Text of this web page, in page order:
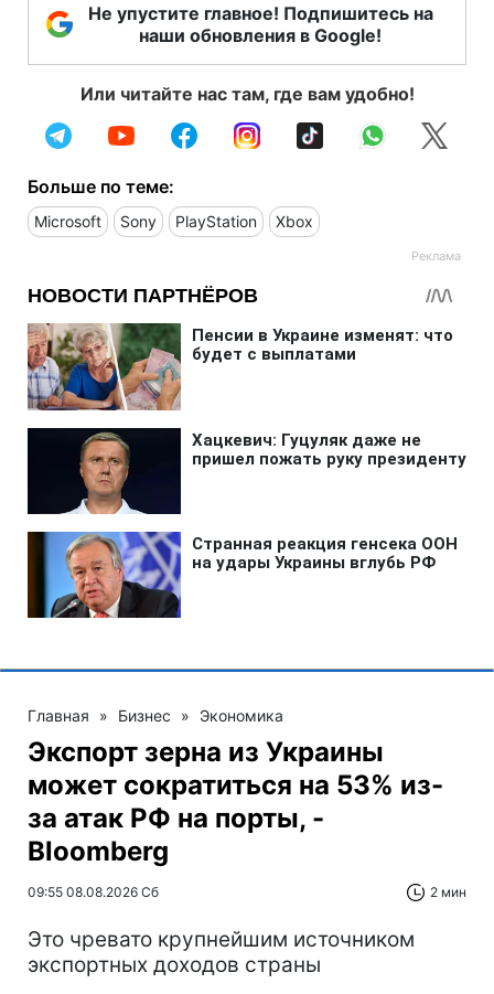
Не упустите главное! Подпишитесь на
наши обновления в Google!
Или читайте нас там, где вам удобно!
Больше по теме:
Microsoft Sony PlayStation Xbox
Главная » Бизнес » Экономика
Экспорт зерна из Украины
может сократиться на 53% из-
за атак РФ на порты, -
Bloomberg
09:55 08.08.2026 Сб 2 мин
Это чревато крупнейшим источником
экспортных доходов страны